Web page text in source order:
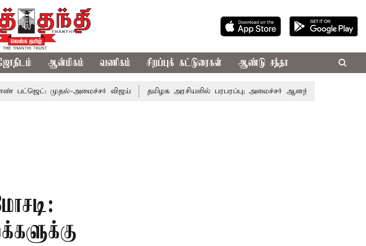
ஆன்மிகம் வணிகம் சிறப்புக் கட்டுரைகள் ஆண்டு சந்தா
முதல்-அமைச்சர் விஜய் தமிழக அரசியலில் பரபரப்பு; அமைச்சர் ஆனந்த் உடன் சி.வி. சண்முகம்,